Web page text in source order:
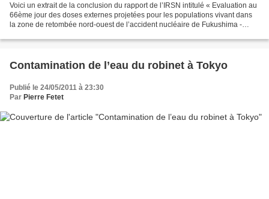
Voici un extrait de la conclusion du rapport de l’IRSN intitulé « Evaluation au
66ème jour des doses externes projetées pour les populations vivant dans
la zone de retombée nord-ouest de l’accident nucléaire de Fukushima -
Contamination de l’eau du robinet à Tokyo
Publié le 24/05/2011 à 23:30
Par Pierre Fetet